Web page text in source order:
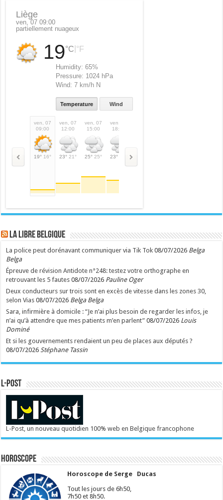
Liège
ven, 07 09:00
partiellement nuageux
19°C °F
Humidity:65%
Pressure: 1024 hPa
Wind:7 km/h N
Temperature Wind
ven, 07
09:00
19° 16°
ven, 07
12:00
23° 21°
ven, 07
15:00
25° 25°
ven, 07
18:00
23°
LA Libre Belgique
La police peut dorénavant communiquer via Tik Tok 08/07/2026 Belga
Belga
Épreuve de révision Antidote n°248: testez votre orthographe en
retrouvant les 5 fautes 08/07/2026 Pauline Oger
Deux conducteurs sur trois sont en excès de vitesse dans les zones 30,
selon Vias 08/07/2026 Belga Belga
Sara, infirmière à domicile : “Je n’ai plus besoin de regarder les infos, je
n’ai qu’à attendre que mes patients m’en parlent” 08/07/2026 Louis
Dominé
Et si les gouvernements rendaient un peu de places aux députés ?
08/07/2026 Stéphane Tassin
L-POST
L-Post, un nouveau quotidien 100% web en Belgique francophone
Horoscope
Horoscope de Serge Ducas
Tout les jours de 6h50,
7h50 et 8h50.